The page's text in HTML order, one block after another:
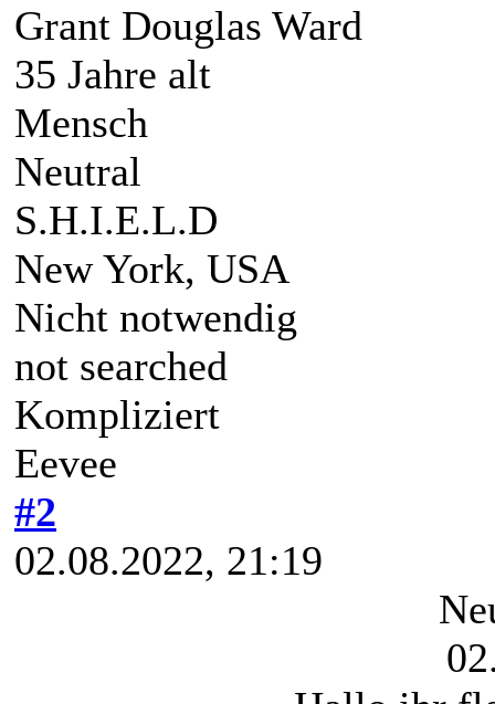
Grant Douglas Ward
35 Jahre alt
Mensch
Neutral
S.H.I.E.L.D
New York, USA
Nicht notwendig
not searched
Kompliziert
Eevee
#2
02.08.2022, 21:19